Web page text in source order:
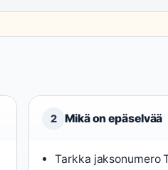
2 Mikä on epäselvää
Tarkka jaksonumero